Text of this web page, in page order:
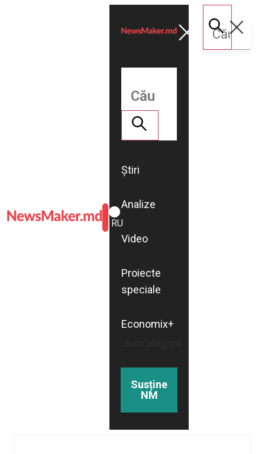
ROMÂNĂ
RU
Știri
Analize
Video
Proiecte
speciale
Economix+
Susține
NM